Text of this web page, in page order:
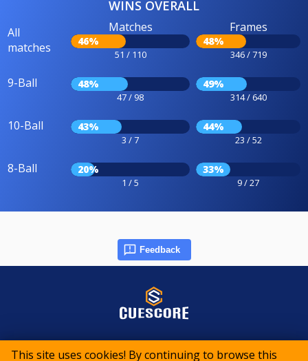
This site uses cookies! By continuing to browse this
WINS OVERALL
All
matches
Matches
46%
51 / 110
Frames
48%
346 / 719
9-Ball 48%
47 / 98
49%
314 / 640
10-Ball 43%
3 / 7
44%
23 / 52
8-Ball 20%
1 / 5
33%
9 / 27
Feedback
© 2015-2026 CueScore International